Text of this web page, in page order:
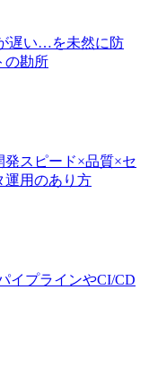
遅い…を未然に防
の勘所
スピード×品質×セ
運用のあり方
イプラインやCI/CD